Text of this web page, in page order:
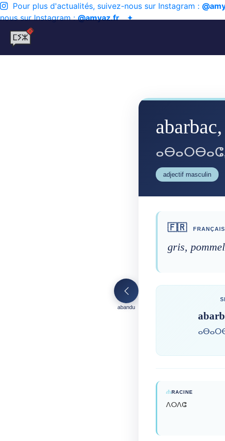
Pour plus d'actualités, suivez-nous sur Instagram :
nous sur Instagram :@amyaz.fr✦
abandu
adjectif masculin
🇫🇷 FRANÇAIS
gris,
RACINE
ⴷⵔⴷⵛ